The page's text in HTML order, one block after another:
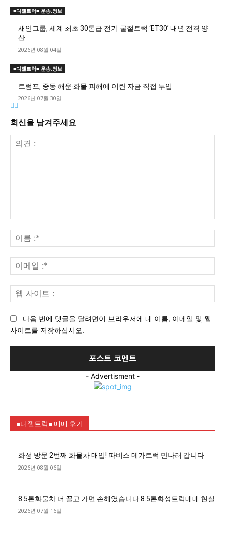
■디젤트럭■ 운송.정보
새안그룹, 세계 최초 30톤급 전기 굴절트럭 ‘ET30’ 내년 전격 양
산
2026년 08월 04일
■디젤트럭■ 운송.정보
트럼프, 중동 해운·화물 피해에 이란 자금 직접 투입
2026년 07월 30일
회신을 남겨주세요
견
:
름
:*
메
일
사
다음 번에 댓글을 달려면이 브라우저에 내 이름, 이메일 및 웹
사이트를 저장하십시오.
- Advertisment -
■디젤트럭■ 매매.후기
화성 방문 2번째 화물차 매입! 파비스 메가트럭 만나러 갑니다
2026년 08월 06일
8.5톤화물차 더 끌고 가면 손해였습니다 8.5톤화성트럭매매 현실
2026년 07월 16일